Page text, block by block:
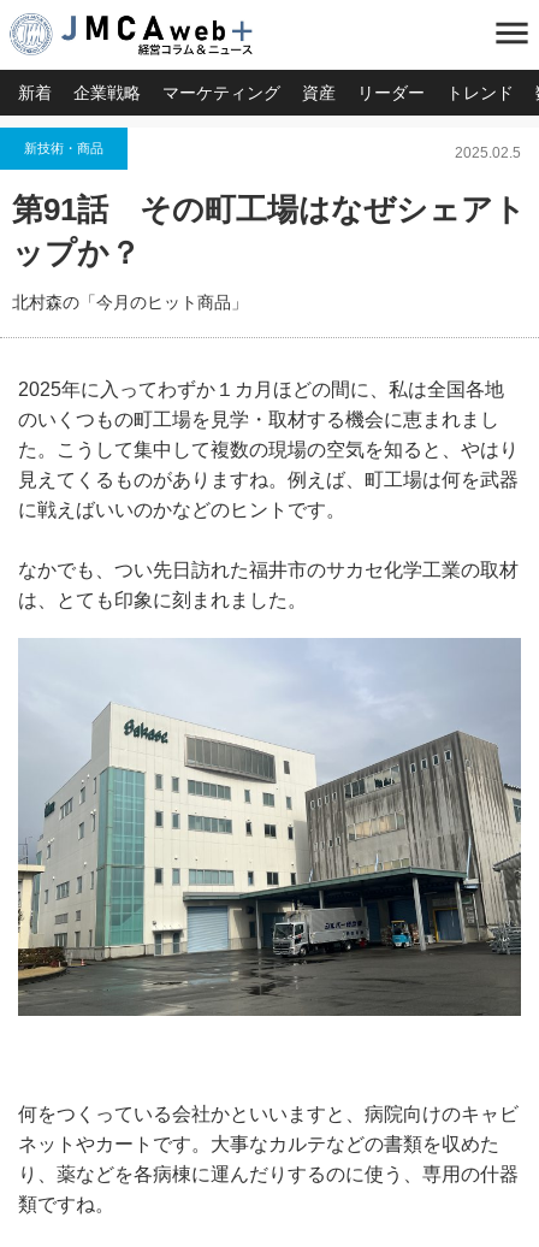
menu
新着 企業戦略 マーケティング 資産 リーダー トレンド
新技術・商品 2025.02.5
第91話 その町工場はなぜシェアト
ップか？
北村森の「今月のヒット商品」
2025年に入ってわずか１カ月ほどの間に、私は全国各地
のいくつもの町工場を見学・取材する機会に恵まれまし
た。こうして集中して複数の現場の空気を知ると、やはり
見えてくるものがありますね。例えば、町工場は何を武器
に戦えばいいのかなどのヒントです。
なかでも、つい先日訪れた福井市のサカセ化学工業の取材
は、とても印象に刻まれました。
何をつくっている会社かといいますと、病院向けのキャビ
ネットやカートです。大事なカルテなどの書類を収めた
り、薬などを各病棟に運んだりするのに使う、専用の什器
類ですね。